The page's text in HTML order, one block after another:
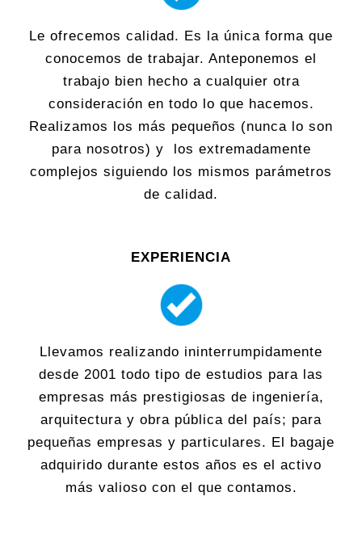
Le ofrecemos calidad. Es la única forma que
conocemos de trabajar. Anteponemos el
trabajo bien hecho a cualquier otra
consideración en todo lo que hacemos.
Realizamos los más pequeños (nunca lo son
para nosotros) y los extremadamente
complejos siguiendo los mismos parámetros
de calidad.
EXPERIENCIA
Llevamos realizando ininterrumpidamente
desde 2001 todo tipo de estudios para las
empresas más prestigiosas de ingeniería,
arquitectura y obra pública del país; para
pequeñas empresas y particulares. El bagaje
adquirido durante estos años es el activo
más valioso con el que contamos.